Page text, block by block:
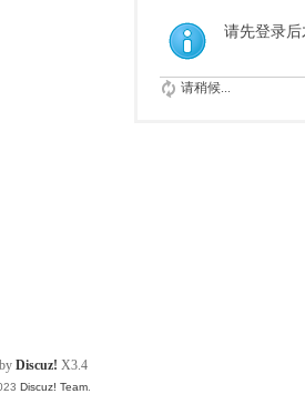
请先登录
请稍候...
Discuz! X3.4
Discuz! Team